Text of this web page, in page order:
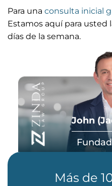
Para una consulta inicial
Estamos aquí para usted
días de la semana.
John
Más de